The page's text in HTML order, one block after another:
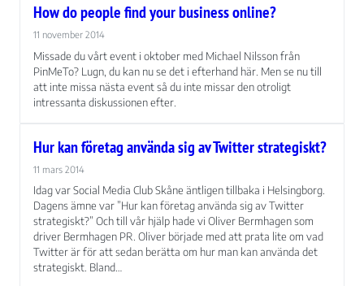
How do people find your business online?
11 november 2014
Missade du vårt event i oktober med Michael Nilsson från
PinMeTo? Lugn, du kan nu se det i efterhand här. Men se nu till
att inte missa nästa event så du inte missar den otroligt
intressanta diskussionen efter.
Hur kan företag använda sig av Twitter strategiskt?
11 mars 2014
Idag var Social Media Club Skåne äntligen tillbaka i Helsingborg.
Dagens ämne var ”Hur kan företag använda sig av Twitter
strategiskt?” Och till vår hjälp hade vi Oliver Bermhagen som
driver Bermhagen PR. Oliver började med att prata lite om vad
Twitter är för att sedan berätta om hur man kan använda det
strategiskt. Bland…
Marknadsföring
Genom att dela
med dig av dina
intressen och ditt
chansen att få se
personligt
och erbjudanden.